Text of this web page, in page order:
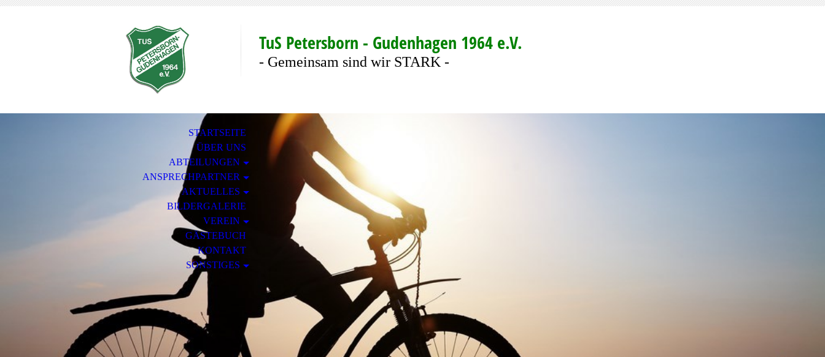
TuS Petersborn - Gudenhagen 1964 e.V.
- Gemeinsam sind wir STARK -
STARTSEITE
ÜBER UNS
ABTEILUNGEN
ANSPRECHPARTNER
AKTUELLES
BILDERGALERIE
VEREIN
GÄSTEBUCH
KONTAKT
SONSTIGES